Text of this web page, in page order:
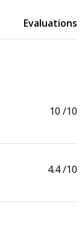
Evaluations
10 /10
4.4/10